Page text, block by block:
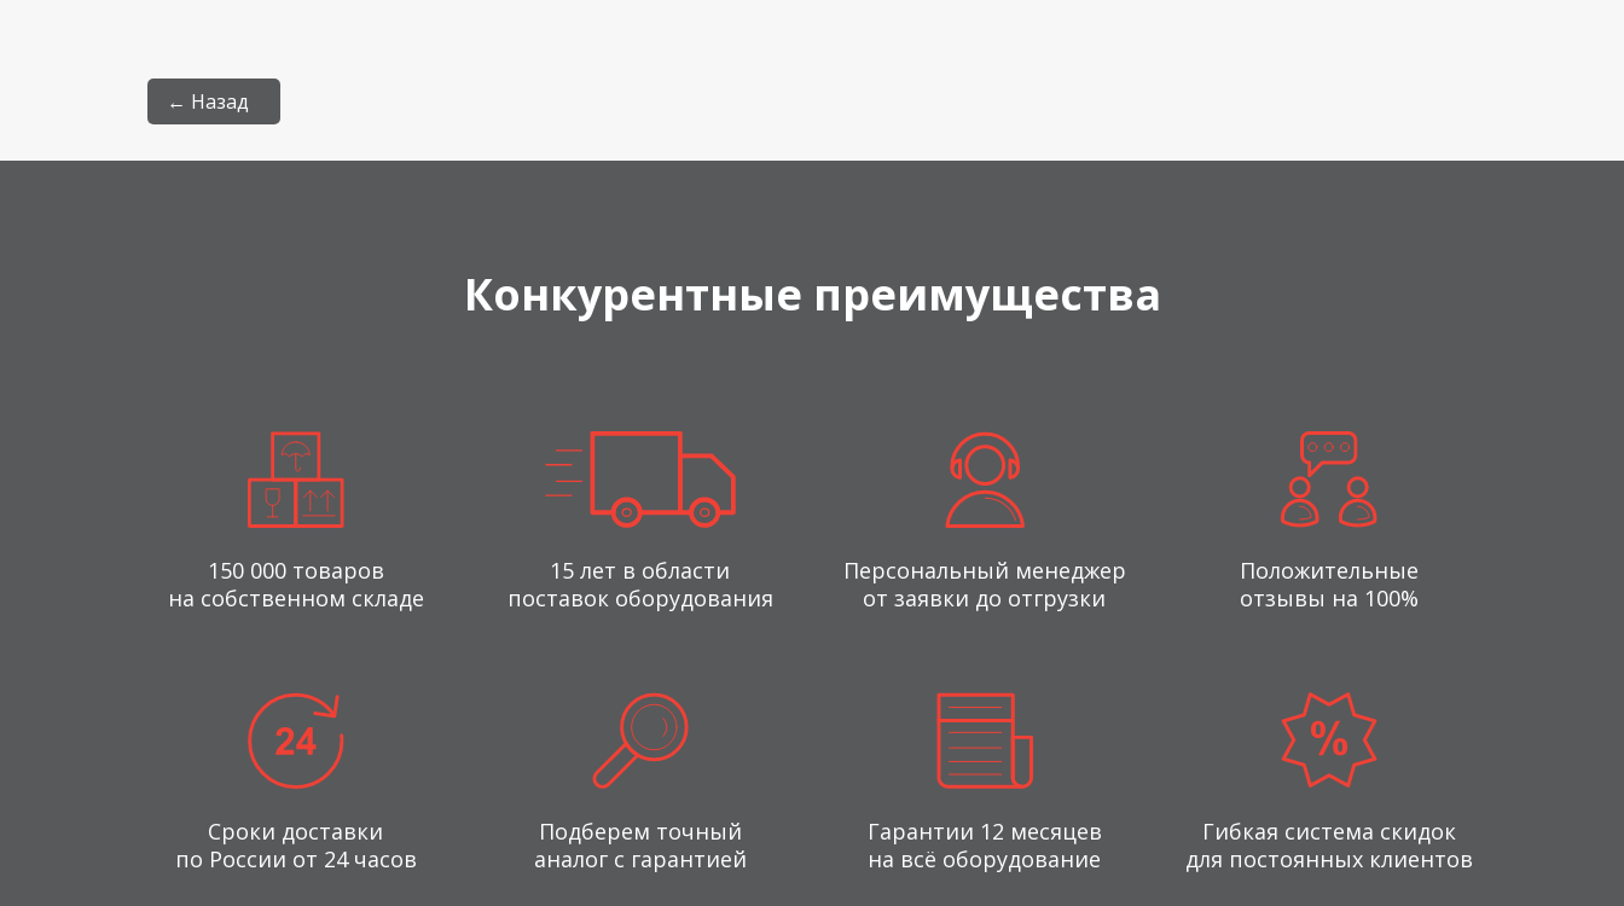
← Назад
Конкурентные преимущества
150 000 товаров
на собственном складе
15 лет в области
поставок оборудования
Персональный менеджер
от заявки до отгрузки
Положительные
отзывы на 100%
Сроки доставки
по России от 24 часов
Подберем точный
аналог с гарантией
Гарантии 12 месяцев
на всё оборудование
Гибкая система скидок
для постоянных клиентов